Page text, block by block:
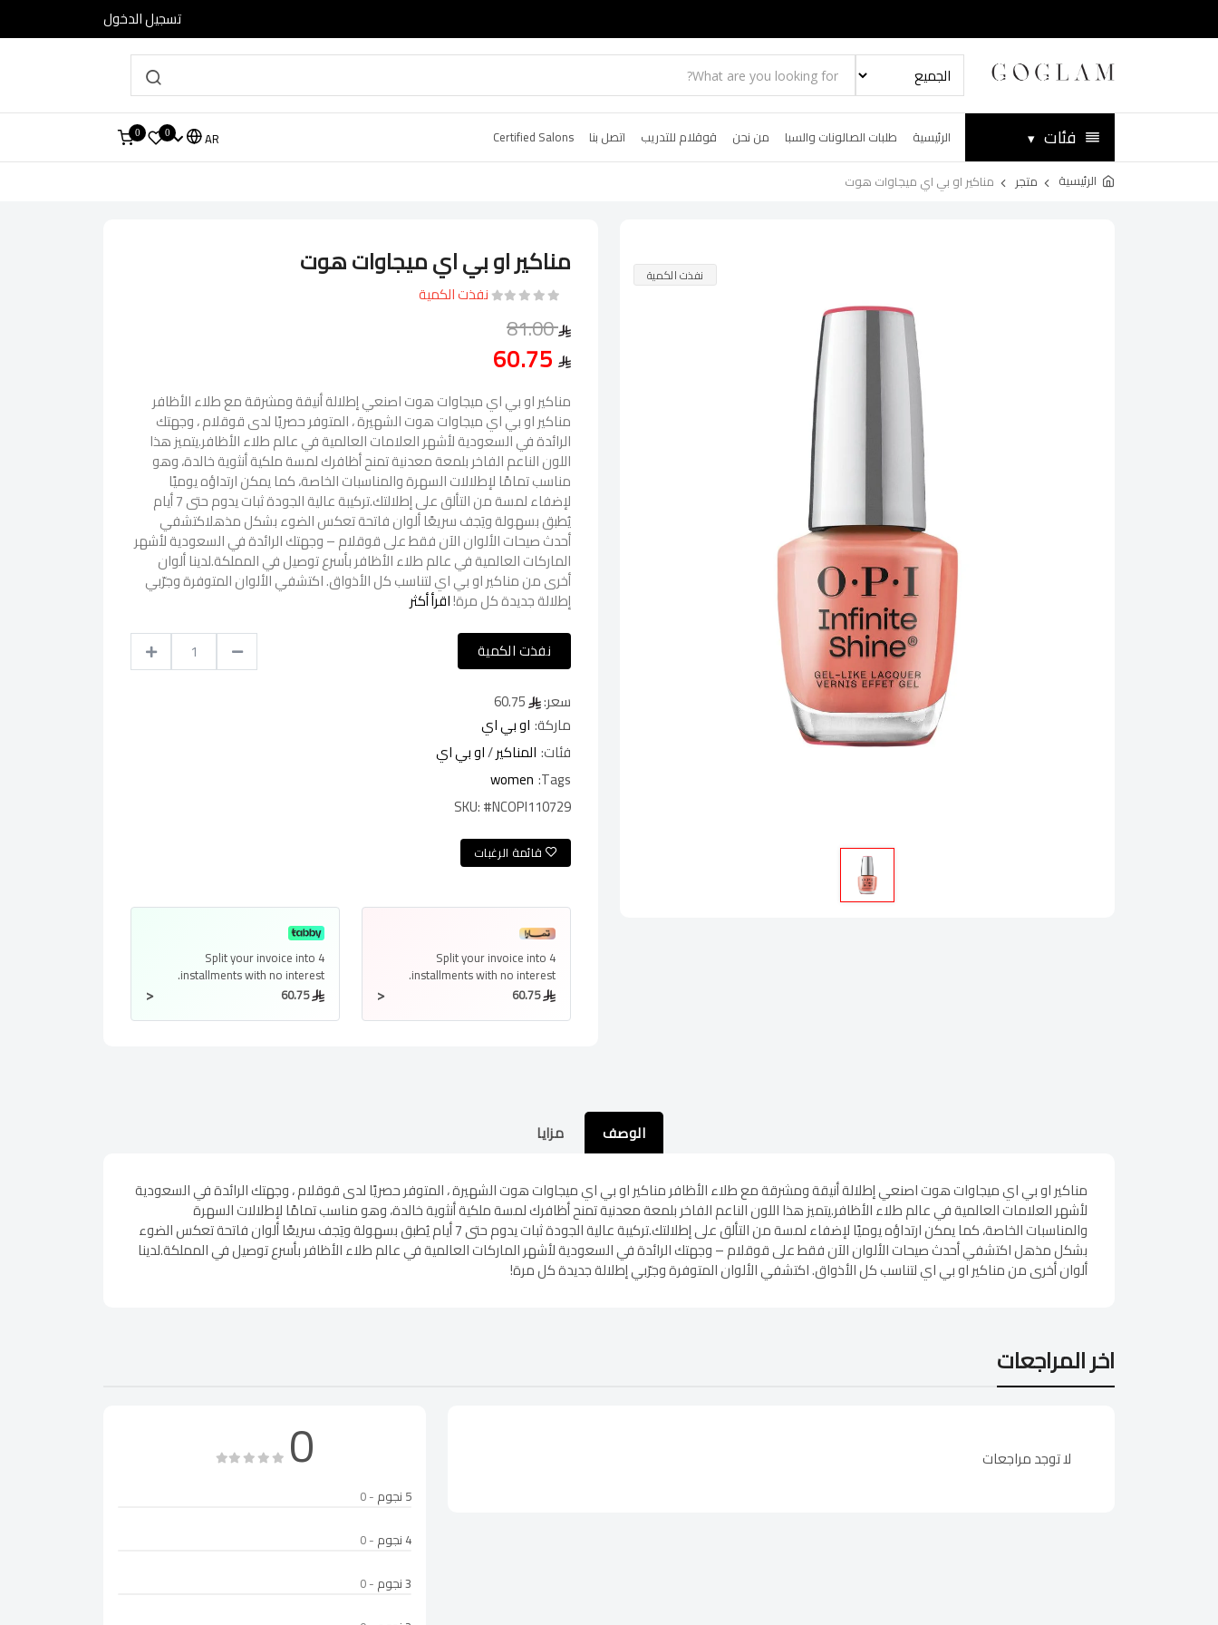
تسجيل الدخول
فئات ▾ الرئيسية طلبات الصالونات والسبا من نحن قوقلام للتدريب اتصل بنا Certified Salons
AR
0
0
الرئيسية متجر مناكير او بي اي ميجاوات هوت
نفذت الكمية مناكير او بي اي ميجاوات هوت
نفذت الكمية
81.00
مناكير او بي اي ميجاوات هوت اصنعي إطلالة أنيقة ومشرقة مع طلاء الأظافر
مناكير او بي اي ميجاوات هوت الشهيرة ، المتوفر حصريًا لدى قوقلام ، وجهتك
الرائدة في السعودية لأشهر العلامات العالمية في عالم طلاء الأظافر.يتميز هذا
اللون الناعم الفاخر بلمعة معدنية تمنح أظافرك لمسة ملكية أنثوية خالدة، وهو
مناسب تمامًا لإطلالات السهرة والمناسبات الخاصة، كما يمكن ارتداؤه يوميًا
لإضفاء لمسة من التألق على إطلالتك.تركيبة عالية الجودة ثبات يدوم حتى 7 أيام
يُطبق بسهولة ويَجف سريعًا ألوان فاتحة تعكس الضوء بشكل مذهلاكتشفي
أحدث صيحات الألوان الآن فقط على قوقلام – وجهتك الرائدة في السعودية لأشهر
الماركات العالمية في عالم طلاء الأظافر بأسرع توصيل في المملكة.لدينا ألوان
أخرى من مناكير او بي اي لتناسب كل الأذواق. اكتشفي الألوان المتوفرة وجرّبي
إطلالة جديدة كل مرة!اقرأ أكثر
نفذت الكمية
سعر:
ماركة: او بي اي
فئات: المناكير/او بي اي
Tags:
women
SKU:#NCOPI110729
قائمة الرغبات
Split your invoice into 4
installmentswith no interest.
< 60.75
Split your invoice into 4
installmentswith no interest.
< 60.75
الوصف مزايا
مناكير او بي اي ميجاوات هوت اصنعي إطلالة أنيقة ومشرقة مع طلاء الأظافر مناكير او بي اي ميجاوات هوت الشهيرة ، المتوفر حصريًا لدى قوقلام ، وجهتك الرائدة في السعودية
لأشهر العلامات العالمية في عالم طلاء الأظافر.يتميز هذا اللون الناعم الفاخر بلمعة معدنية تمنح أظافرك لمسة ملكية أنثوية خالدة، وهو مناسب تمامًا لإطلالات السهرة
والمناسبات الخاصة، كما يمكن ارتداؤه يوميًا لإضفاء لمسة من التألق على إطلالتك.تركيبة عالية الجودة ثبات يدوم حتى 7 أيام يُطبق بسهولة ويَجف سريعًا ألوان فاتحة تعكس الضوء
بشكل مذهل اكتشفي أحدث صيحات الألوان الآن فقط على قوقلام – وجهتك الرائدة في السعودية لأشهر الماركات العالمية في عالم طلاء الأظافر بأسرع توصيل في المملكة.لدينا
ألوان أخرى من مناكير او بي اي لتناسب كل الأذواق. اكتشفي الألوان المتوفرة وجرّبي إطلالة جديدة كل مرة!
اخر المراجعات
لا توجد مراجعات 0
5 نجوم
- 0
4 نجوم
- 0
3 نجوم
- 0